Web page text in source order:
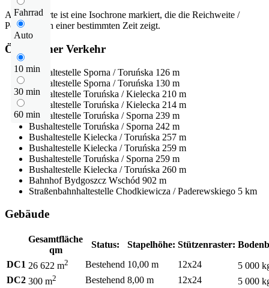
Fahrrad
Auto
10 min
30 min
60 min
Auf der Karte ist eine Isochrone markiert, die die Reichweite /
Pendelzeit in einer bestimmten Zeit zeigt.
Öffentlicher Verkehr
Bushaltestelle Sporna / Toruńska 126 m
Bushaltestelle Sporna / Toruńska 130 m
Bushaltestelle Toruńska / Kielecka 210 m
Bushaltestelle Toruńska / Kielecka 214 m
Bushaltestelle Toruńska / Sporna 239 m
Bushaltestelle Toruńska / Sporna 242 m
Bushaltestelle Kielecka / Toruńska 257 m
Bushaltestelle Kielecka / Toruńska 259 m
Bushaltestelle Toruńska / Sporna 259 m
Bushaltestelle Kielecka / Toruńska 260 m
Bahnhof Bydgoszcz Wschód 902 m
Straßenbahnhaltestelle Chodkiewicza / Paderewskiego 5 km
Gebäude
Gesamtfläche
qm
Status: Stapelhöhe: Stützenraster:
DC1 26 622 m2 Bestehend 10,00 m 12x24
5 000
DC2 300 m2 Bestehend 8,00 m 12x24 5 000